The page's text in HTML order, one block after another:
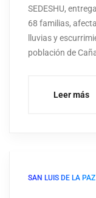
SEDESHU,
68 familias,
lluvias y
población de
Leer más
SAN LUIS DE LA PAZ